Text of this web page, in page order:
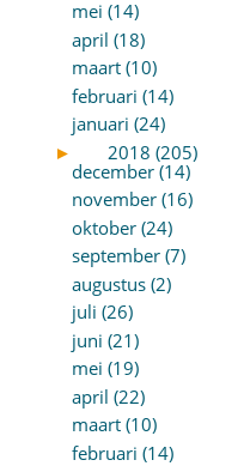
mei (14)
april (18)
maart (10)
februari (14)
januari (24)
►
2018 (205)
december (14)
november (16)
oktober (24)
september (7)
augustus (2)
juli (26)
juni (21)
mei (19)
april (22)
maart (10)
februari (14)